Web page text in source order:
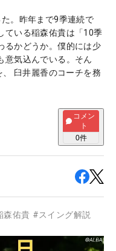
。昨年まで9季連続で
ている稲森佑貴は「10季
るかどうか。僕的には少
意気込んでいる。そん
、 臼井麗香のコーチを務
コメン
ト
0件
森佑貴 #スイング解説